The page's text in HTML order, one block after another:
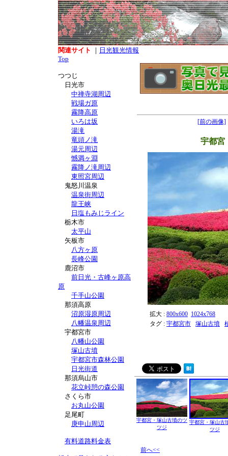
関連サイト ｜ 日光観光情報
Top
つつじ
日光市
中禅寺湖周辺
戦場ガ原
霧降高原
いろは坂
湯滝
竜頭ノ滝
湯元周辺
憾満ヶ淵
霧降ノ滝周辺
東照宮周辺
鬼怒川温泉
温泉街周辺
龍王峡
日塩もみじライン
栃木市
太平山
矢板市
八方ヶ原
長峰公園
鹿沼市
前日光・古峰ヶ原高
原
千手山公園
那須高原
沼原湿原周辺
八幡温泉周辺
宇都宮市
八幡山公園
塚山古墳
宇都宮市森林公園
日光街道
那須烏山市
花立峠憩の森公園
さくら市
お丸山公園
足尾町
庚申山周辺
有料道路料金表
[前の画像]
宇都宮
拡大 : 800x600 1024x768
タグ : 宇都宮市 塚山古墳
宇都宮・塚山古墳のツ
ツジ
宇都宮・塚山古
ツジ
前へ<<